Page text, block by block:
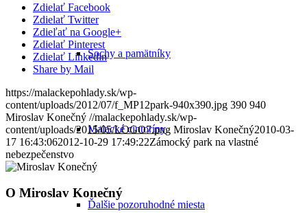
Sochy a pamätníky
Malacké cintoríny
Ďalšie pozoruhodné miesta
Zdielať Facebook
Zdielať Twitter
Zdieľať na Google+
Zdielať Pinterest
Zdielať Linkedin
Share by Mail
https://malackepohlady.sk/wp-
content/uploads/2012/07/f_MP12park-940x390.jpg 390 940
Miroslav Konečný //malackepohlady.sk/wp-
content/uploads/2015/05/LOGO7.png Miroslav Konečný2010-03-
17 16:43:062012-10-29 17:49:22Zámocký park na vlastné
nebezpečenstvo
O Miroslav Konečný